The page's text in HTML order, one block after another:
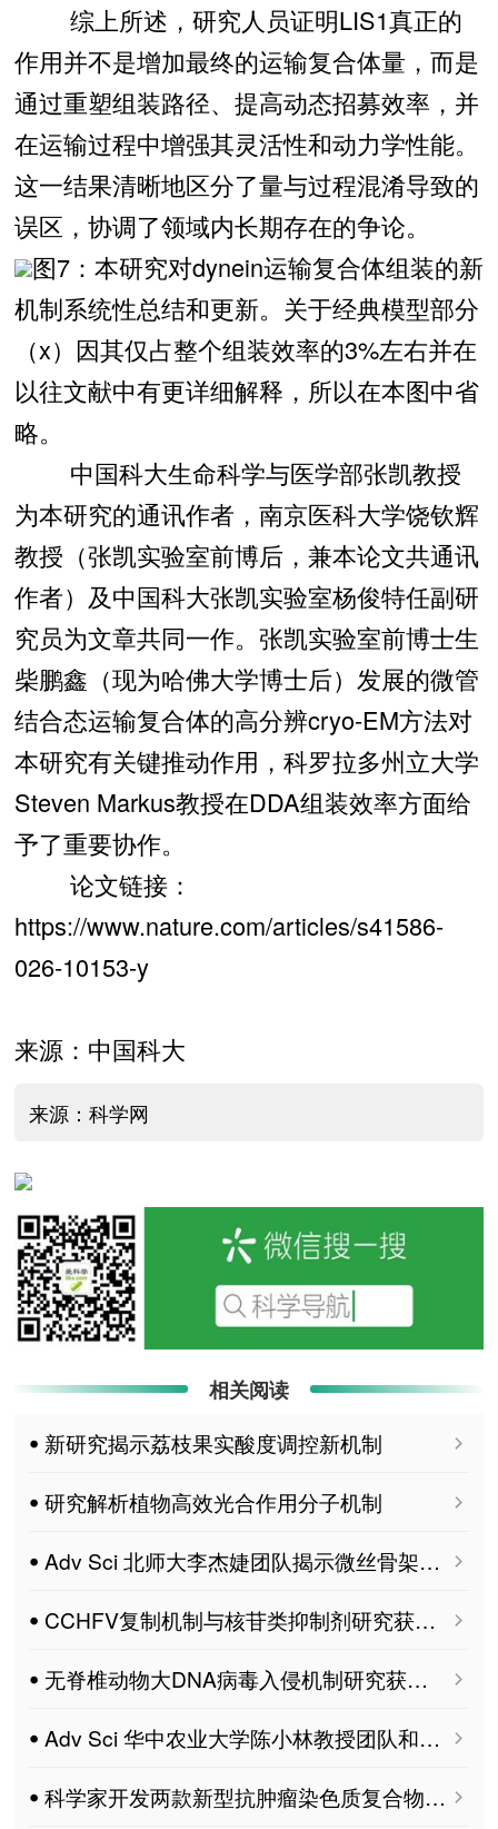
综上所述，研究人员证明LIS1真正的
作用并不是增加最终的运输复合体量，而是
通过重塑组装路径、提高动态招募效率，并
在运输过程中增强其灵活性和动力学性能。
这一结果清晰地区分了量与过程混淆导致的
误区，协调了领域内长期存在的争论。
图7：本研究对dynein运输复合体组装的新
机制系统性总结和更新。关于经典模型部分
（x）因其仅占整个组装效率的3%左右并在
以往文献中有更详细解释，所以在本图中省
略。
中国科大生命科学与医学部张凯教授
为本研究的通讯作者，南京医科大学饶钦辉
教授（张凯实验室前博后，兼本论文共通讯
作者）及中国科大张凯实验室杨俊特任副研
究员为文章共同一作。张凯实验室前博士生
柴鹏鑫（现为哈佛大学博士后）发展的微管
结合态运输复合体的高分辨cryo-EM方法对
本研究有关键推动作用，科罗拉多州立大学
Steven Markus教授在DDA组装效率方面给
予了重要协作。
论文链接：
https://www.nature.com/articles/s41586-
026-10153-y
来源：中国科大
来源：科学网
相关阅读
ꔷ 新研究揭示荔枝果实酸度调控新机制
ꔷ 研究解析植物高效光合作用分子机制
ꔷ Adv Sci 北师大李杰婕团队揭示微丝骨架调控线粒体动态增强植物免疫的分子机制
ꔷ CCHFV复制机制与核苷类抑制剂研究获进展
ꔷ 无脊椎动物大DNA病毒入侵机制研究获进展
ꔷ Adv Sci 华中农业大学陈小林教授团队和中国热科院环植所陈灯副研究员合作揭示Pan2-Pan3复合体介导的去腺苷酸化调控稻瘟菌致病的新机制
ꔷ 科学家开发两款新型抗肿瘤染色质复合物靶向降解剂